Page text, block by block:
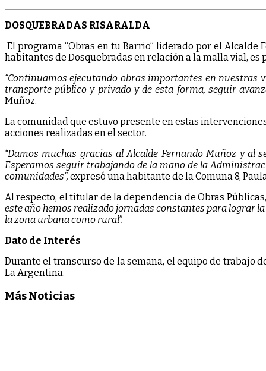
DOSQUEBRADAS RISARALDA
El programa “Obras en tu Barrio” liderado por el
habitantes de Dosquebradas en relación a la malla vial, es
“Continuamos ejecutando obras importantes en
transporte público y privado y de esta forma, seguir
Muñoz.
La comunidad que estuvo presente en estas
acciones realizadas en el sector.
“Damos muchas gracias al Alcalde Fernando Muñoz y
Esperamos seguir trabajando de la mano de la
comunidades”, expresó una habitante de la Comuna 8,
Al respecto, el titular de la dependencia de Obras
este año hemos realizado jornadas constantes para lograr
la zona urbana como rural”.
Dato de Interés
Durante el transcurso de la semana, el equipo de trabajo
La Argentina.
Más Noticias